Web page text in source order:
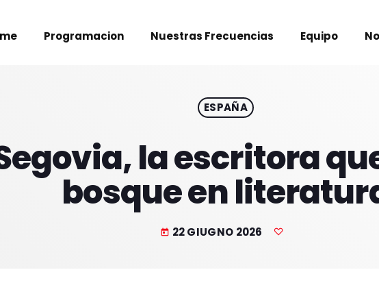
Programacion Nuestras Frecuencias Equipo
ESPAÑA
la escritora
bosque en
today 22 GIUGNO 2026